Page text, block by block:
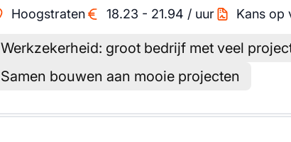
Hoogstraten 18.23 - 21.94 / uur Kans op
Werkzekerheid: groot bedrijf met veel
Samen bouwen aan mooie projecten